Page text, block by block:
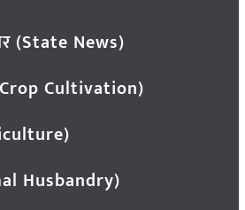
(State News)
Cultivation)
Husbandry)